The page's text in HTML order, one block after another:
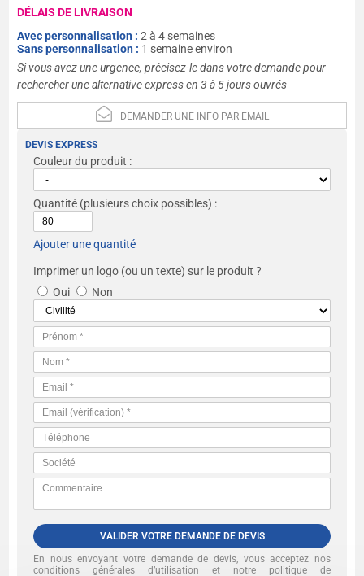
DÉLAIS DE LIVRAISON
Avec personnalisation :2 à 4 semaines
Sans personnalisation : 1 semaine environ
Si vous avez une urgence, précisez-le dans votre demande pour
rechercher une alternative express en 3 à 5 jours ouvrés
DEMANDER UNE INFO PAR EMAIL
DEVIS EXPRESS
Couleur du produit :
Quantité (plusieurs choix possibles) :
Ajouter une quantité
Imprimer un logo (ou un texte) sur le produit ?
Oui
Non
VALIDER VOTRE DEMANDE DE DEVIS
En nous envoyant votre demande de devis, vous acceptez nos
conditions générales d’utilisation et notre politique de